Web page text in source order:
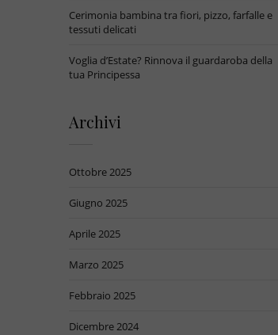
Cerimonia bambina tra fiori, pizzo, farfalle e
tessuti delicati
Voglia d’Estate? Rinnova il guardaroba della
tua Principessa
Archivi
Ottobre 2025
Giugno 2025
Aprile 2025
Marzo 2025
Febbraio 2025
Dicembre 2024